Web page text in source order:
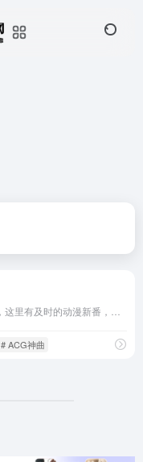
# ACG神曲